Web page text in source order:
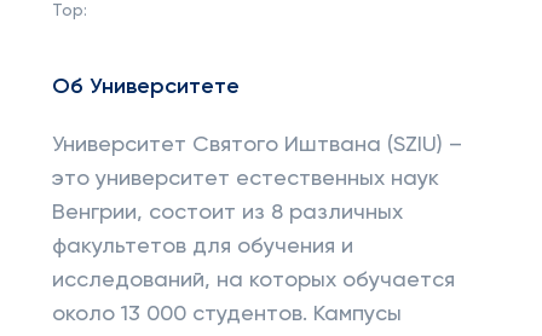
Top:
Об Университете
Университет Святого Иштвана (SZIU) –
это университет естественных наук
Венгрии, состоит из 8 различных
факультетов для обучения и
исследований, на которых обучается
около 13 000 студентов. Кампусы